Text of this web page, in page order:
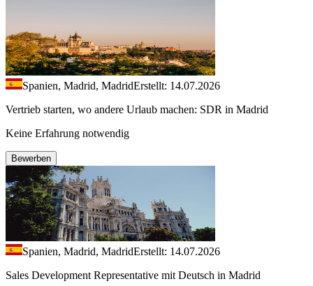
Spanien, Madrid, MadridErstellt: 14.07.2026
Vertrieb starten, wo andere Urlaub machen: SDR in Madrid
Keine Erfahrung notwendig
Bewerben
Spanien, Madrid, MadridErstellt: 14.07.2026
Sales Development Representative mit Deutsch in Madrid